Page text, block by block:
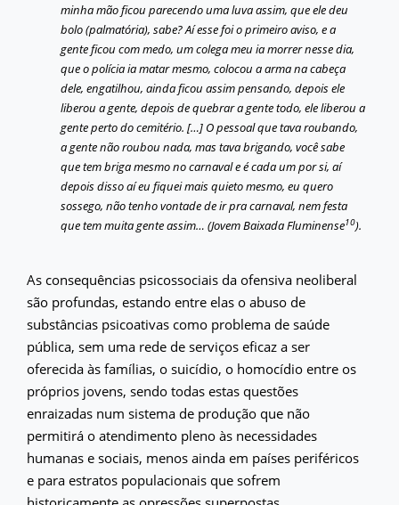
minha mão ficou parecendo uma luva assim, que ele deu
bolo (palmatória), sabe? Aí esse foi o primeiro aviso, e a
gente ficou com medo, um colega meu ia morrer nesse dia,
que o polícia ia matar mesmo, colocou a arma na cabeça
dele, engatilhou, ainda ficou assim pensando, depois ele
liberou a gente, depois de quebrar a gente todo, ele liberou a
gente perto do cemitério. […] O pessoal que tava roubando,
a gente não roubou nada, mas tava brigando, você sabe
que tem briga mesmo no carnaval e é cada um por si, aí
depois disso aí eu fiquei mais quieto mesmo, eu quero
sossego, não tenho vontade de ir pra carnaval, nem festa
que tem muita gente assim… (Jovem Baixada Fluminense10).
As consequências psicossociais da ofensiva neoliberal
são profundas, estando entre elas o abuso de
substâncias psicoativas como problema de saúde
pública, sem uma rede de serviços eficaz a ser
oferecida às famílias, o suicídio, o homocídio entre os
próprios jovens, sendo todas estas questões
enraizadas num sistema de produção que não
permitirá o atendimento pleno às necessidades
humanas e sociais, menos ainda em países periféricos
e para estratos populacionais que sofrem